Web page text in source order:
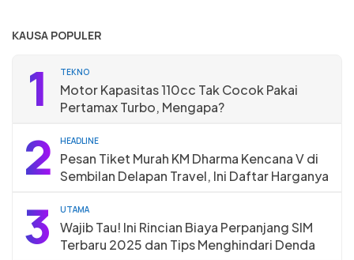
KAUSA POPULER
1 TEKNO
Motor Kapasitas 110cc Tak Cocok Pakai
Pertamax Turbo, Mengapa?
2 HEADLINE
Pesan Tiket Murah KM Dharma Kencana V di
Sembilan Delapan Travel, Ini Daftar Harganya
3 UTAMA
Wajib Tau! Ini Rincian Biaya Perpanjang SIM
Terbaru 2025 dan Tips Menghindari Denda